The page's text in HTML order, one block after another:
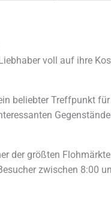
voll auf ihre
beliebter Treffpunkt
der größten
zwischen 8:00